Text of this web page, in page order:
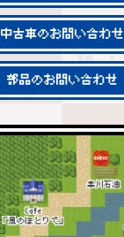
中古車のお問い合わせ
部品のお問い合わせ